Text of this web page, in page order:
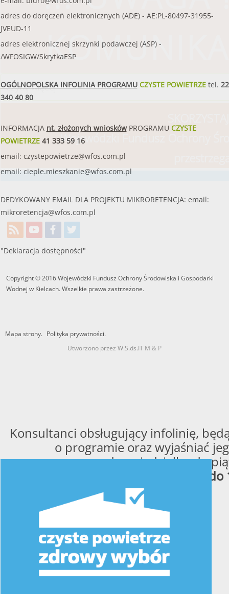
czytaj więcej
Wojewódzki Fundusz Ochrony
Konsultanci obsługujący infolinię,
o programie oraz wyjaśniać
od poniedziałku do
od 8:00
adres do doręczeń elektronicznych (ADE) - AE:PL-80497-31955-
JVEUD-11
adres elektronicznej skrzynki podawczej (ASP) -
/WFOSIGW/SkrytkaESP
OGÓLNOPOLSKA INFOLINIA PROGRAMUCZYSTE POWIETRZEtel. 22
340 40 80
INFORMACJA nt. złożonych wnioskówPROGRAMU CZYSTE
POWIETRZE41 333 59 16
email: czystepowietrze@wfos.com.pl
email: cieple.mieszkanie@wfos.com.pl
DEDYKOWANY EMAIL DLA PROJEKTU MIKRORETENCJA: email:
mikroretencja@wfos.com.pl
"Deklaracja dostępności"
Copyright © 2016 Wojewódzki Fundusz Ochrony Środowiska i Gospodarki
Wodnej w Kielcach. Wszelkie prawa zastrzeżone.
Mapa strony. Polityka prywatności.
Utworzono przez W.S.ds.IT M & P